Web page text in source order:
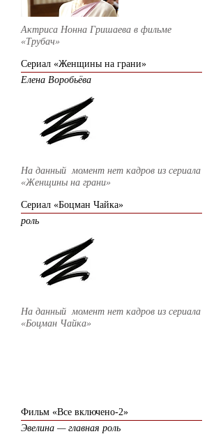
Актриса Нонна Гришаева в фильме
«Трубач»
Сериал «Женщины на грани»
Елена Воробьёва
На данный момент нет кадров из сериала
«Женщины на грани»
Сериал «Боцман Чайка»
роль
На данный момент нет кадров из сериала
«Боцман Чайка»
Фильм «Все включено-2»
Эвелина — главная роль